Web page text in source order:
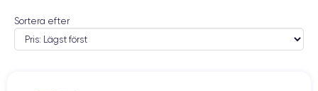
Sortera efter